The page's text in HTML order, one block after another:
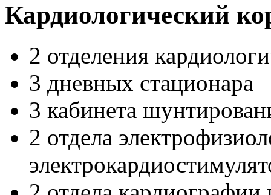
Кардиологический
2 отделения
3 дневных стационара
3 кабинета
2 отдела